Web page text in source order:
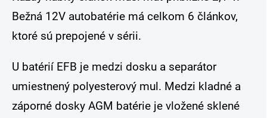
Bežná 12V autobatérie má celkom 6 článkov,
ktoré sú prepojené v sérii.
U batérií EFB je medzi dosku a separátor
umiestnený polyesterový mul. Medzi kladné a
záporné dosky AGM batérie je vložené sklené